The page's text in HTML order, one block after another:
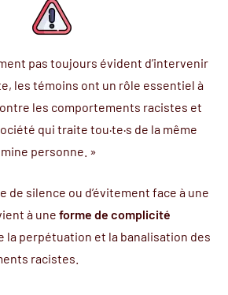
pas toujours évident d’intervenir
les témoins ont un rôle essentiel à
les comportements racistes et
qui traite tou·te·s de la même
personne. »
de silence ou d’évitement face à une
à une forme de complicité
la perpétuation et la banalisation des
racistes.